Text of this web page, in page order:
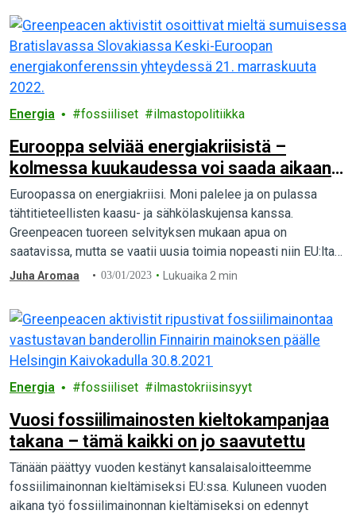
Energia fossiiliset ilmastopolitiikka
Eurooppa selviää energiakriisistä –
kolmessa kuukaudessa voi saada aikaan
paljon
Euroopassa on energiakriisi. Moni palelee ja on pulassa
tähtitieteellisten kaasu- ja sähkölaskujensa kanssa.
Greenpeacen tuoreen selvityksen mukaan apua on
saatavissa, mutta se vaatii uusia toimia nopeasti niin EU:lta
kuin jäsenmailta.
Juha Aromaa 03/01/2023 Lukuaika 2 min
Energia fossiiliset ilmastokriisinsyyt
Vuosi fossiilimainosten kieltokampanjaa
takana – tämä kaikki on jo saavutettu
Tänään päättyy vuoden kestänyt kansalaisaloitteemme
fossiilimainonnan kieltämiseksi EU:ssa. Kuluneen vuoden
aikana työ fossiilimainonnan kieltämiseksi on edennyt